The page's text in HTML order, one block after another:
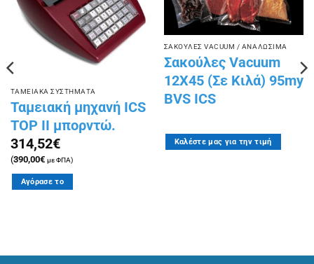
επιθυμιών
ΤΑΜΕΙΑΚΑ ΣΥΣΤΗΜΑΤΑ
Ταμειακή μηχανή ICS
TOP II μπορντώ.
314,52€
(390,00€ με ΦΠΑ)
Αγόρασε το
επιθυμιών
ΣΑΚΟΥΛΕΣ VACUUM / ΑΝΑΛΩΣΙΜΑ
Σακούλες Vacuum
12X45 (Σε Kιλά) 95my
BVS ICS
Καλέστε μας για την τιμή